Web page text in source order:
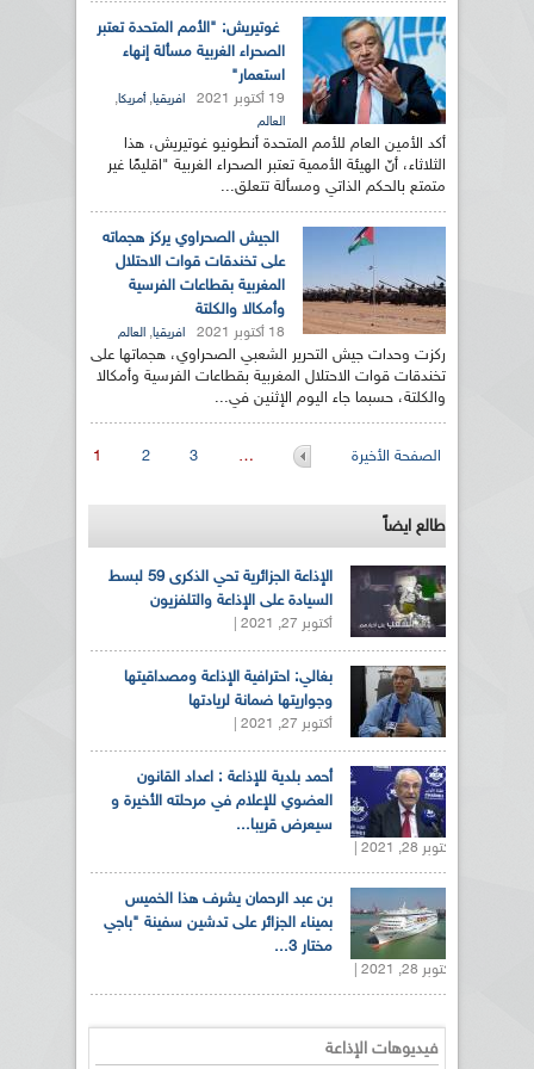
غوتيريش: "الأمم المتحدة تعتبر
الصحراء الغربية مسألة إنهاء
استعمار"
19 أكتوبر 2021 افريقيا,أمريكا,
العالم
أكد الأمين العام للأمم المتحدة أنطونيو غوتيريش، هذا
الثلاثاء، أنّ الهيئة الأممية تعتبر الصحراء الغربية "اقليمًا غير
متمتع بالحكم الذاتي ومسألة تتعلق...
الجيش الصحراوي يركز هجماته
على تخندقات قوات الاحتلال
المغربية بقطاعات الفرسية
وأمكالا والكلتة
18 أكتوبر 2021 افريقيا, العالم
ركزت وحدات جيش التحرير الشعبي الصحراوي، هجماتها على
تخندقات قوات الاحتلال المغربية بقطاعات الفرسية وأمكالا
والكلتة، حسبما جاء اليوم الإثنين في...
الصفحات 1 2 3 … الصفحة الأخيرة
طالع ايضاً
الإذاعة الجزائرية تحي الذكرى 59 لبسط
السيادة على الإذاعة والتلفزيون
أكتوبر 27, 2021 |
بغالي: احترافية الإذاعة ومصداقيتها
وجواريتها ضمانة لريادتها
أكتوبر 27, 2021 |
أحمد بلدية للإذاعة : اعداد القانون
العضوي للإعلام في مرحلته الأخيرة و
سيعرض قريبا...
أكتوبر 28, 2021 |
بن عبد الرحمان يشرف هذا الخميس
بميناء الجزائر على تدشين سفينة "باجي
مختار 3...
أكتوبر 28, 2021 |
فيديوهات الإذاعة